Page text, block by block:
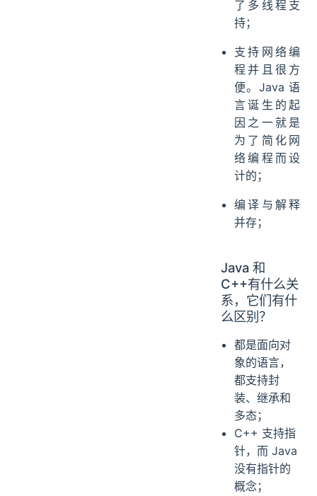
了多线程支
持；
支持网络编
程并且很方
便。Java 语
言诞生的起
因之一就是
为了简化网
络编程而设
计的；
编译与解释
并存；
Java 和
C++有什么关
系，它们有什
么区别？
都是面向对
象的语言，
都支持封
装、继承和
多态；
C++ 支持指
针，而 Java
没有指针的
概念；